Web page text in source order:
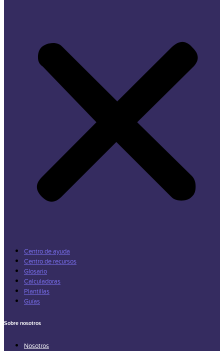
Centro de ayuda
Centro de recursos
Glosario
Calculadoras
Plantillas
Guías
Sobre nosotros
Nosotros